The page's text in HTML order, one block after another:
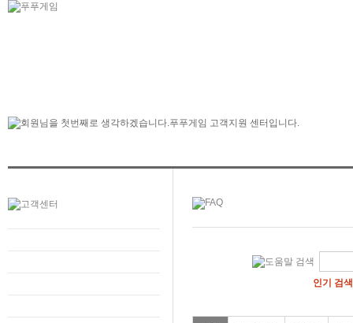
인기 검